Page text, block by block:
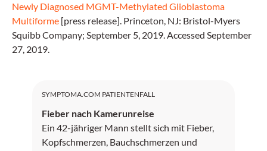
Newly Diagnosed MGMT-Methylated Glioblastoma
Multiforme [press release]. Princeton, NJ: Bristol-Myers
Squibb Company; September 5, 2019. Accessed September
27, 2019.
SYMPTOMA.COM PATIENTENFALL
Fieber nach Kamerunreise
Ein 42-jähriger Mann stellt sich mit Fieber,
Kopfschmerzen, Bauchschmerzen und